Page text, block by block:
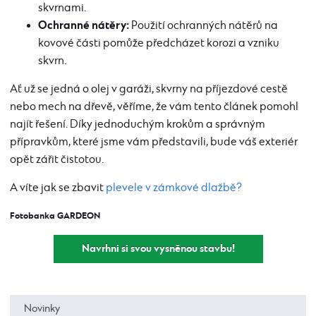
skvrnami.
Ochranné nátěry: Použití ochranných nátěrů na
kovové části pomůže předcházet korozi a vzniku
skvrn.
Ať už se jedná o olej v garáži, skvrny na příjezdové cestě
nebo mech na dřevě, věříme, že vám tento článek pomohl
najít řešení. Díky jednoduchým krokům a správným
přípravkům, které jsme vám představili, bude váš exteriér
opět zářit čistotou.
A víte jak se zbavit plevele v zámkové dlažbě?
Fotobanka GARDEON
Navrhni si svou vysněnou stavbu!
Novinky